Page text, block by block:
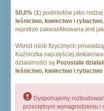
50,0% (1) podmiotów jako rodzaj
leśnictwo, łowiectwo i rybactwo
rejestrze zakwalifikowana jest
Wśród osób fizycznych
Kuźniczka najczęściej
działalności są Pozostała
leśnictwo, łowiectwo i rybactwo
Dysponujemy
przeciętnym wynagrodzeniu i